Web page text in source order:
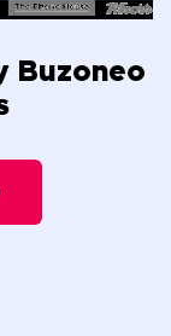
Buzoneo